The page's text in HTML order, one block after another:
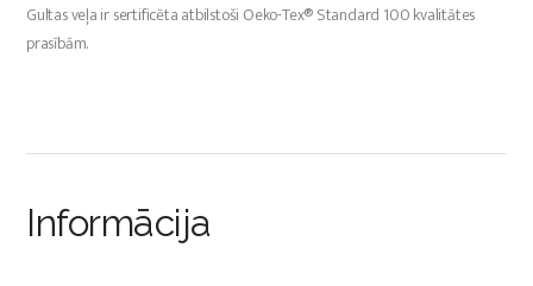
Gultas veļa ir sertificēta atbilstoši Oeko-Tex® Standard 100 kvalitātes
prasībām.
Informācija